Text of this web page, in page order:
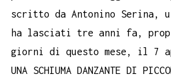
scritto da Antonino Serina,
ha lasciati tre anni fa,
giorni di questo mese, il 7
UNA SCHIUMA DANZANTE DI